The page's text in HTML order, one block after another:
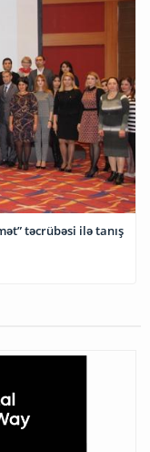
təcrübəsi ilə tanış